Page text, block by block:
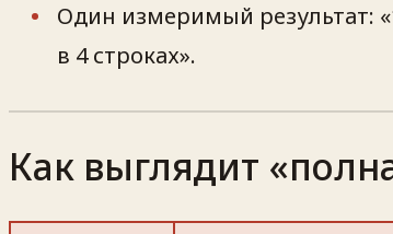
Один измеримый результат:
в 4 строках».
Как выглядит